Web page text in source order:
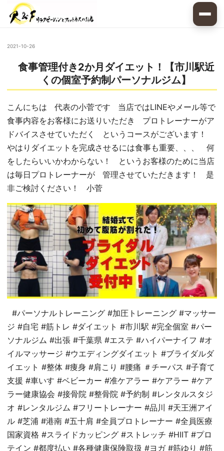
2021-10-26
食事管理付き2か月ダイエット！【市川駅近
くの個室予約制パーソナルジム】
こんにちは 代表の小菅です 当店ではLINEやメール等で
食事内容をお客様にお送りいただき プロトレーナーがア
ドバイスさせていただく というコースがございます！
やはりダイエットを完成させるには食事も重要、、、 何
をしたらいいかわからない！ というお客様のために当店
は毎日プロトレーナーが 管理させていただきます！ 是
非ご検討ください！ 小菅
#パーソナルトレーニング #加圧トレーニング #マッサー
ジ #自宅 #筋トレ #ダイエット #市川駅 #完全個室 #パー
ソナルジム #出張 #千葉県 #エステ #ハイパーナイフ #オ
イルマッサージ #ウエディングダイエット #ブライダルダ
イエット #整体 #痩身 #肩こり #腰痛 ＃チーパス #子育て
支援 #車いす #ベビーカー #准ケアラー #ケアラー #ケア
ラー健康協会 #接骨院 #整骨院 #予約制 #レンタルスタジ
オ #レンタルジム #フリートレーナー #品川 #天王洲アイ
ル #芝浦 #港南 #五十肩 #全員プロトレーナー #全員医療
国家資格 #スライドカッピング #ストレッチ #HIIT #プロ
テイン #都度払い #各種健康保険取扱 #ヨガ #筋ゆり #筋